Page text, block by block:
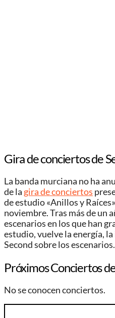
Gira de conciertos de
La banda murciana no ha
de la gira de conciertos
de estudio «Anillos y
noviembre. Tras más de un
escenarios en los que han
estudio, vuelve la energía,
Second sobre los escenarios.
Próximos Conciertos
No se conocen conciertos.